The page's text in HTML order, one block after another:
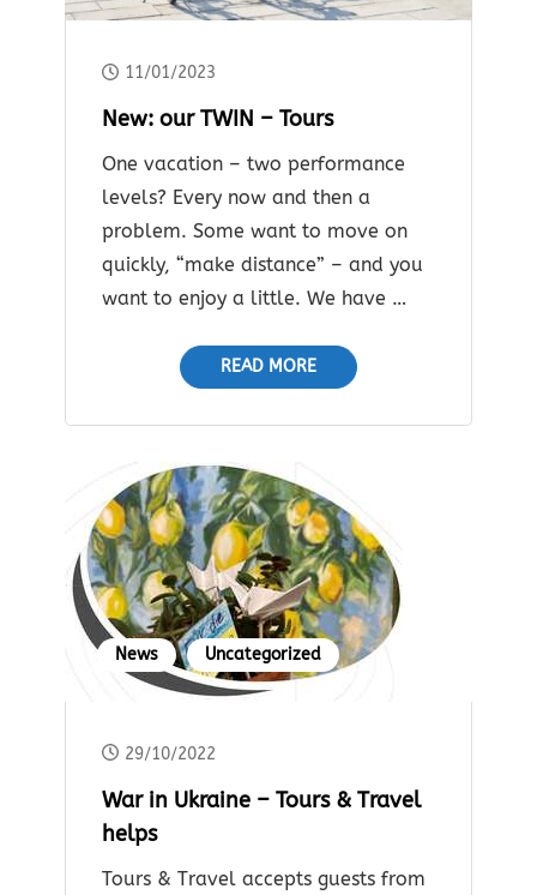
11/01/2023
New: our TWIN – Tours
One vacation – two performance
levels? Every now and then a
problem. Some want to move on
quickly, “make distance” – and you
want to enjoy a little. We have …
READ MORE
News Uncategorized
29/10/2022
War in Ukraine – Tours & Travel
helps
Tours & Travel accepts guests from